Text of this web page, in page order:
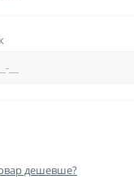
дешевше?